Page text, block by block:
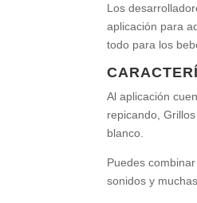
Los
aplicación para
todo para los
Al aplicación
repicando,
blanco.
Puedes
sonidos y